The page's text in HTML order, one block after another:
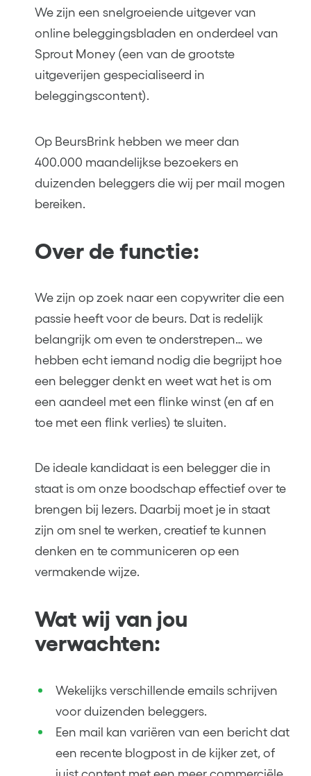
We zijn een snelgroeiende uitgever van
online beleggingsbladen en onderdeel van
Sprout Money (een van de grootste
uitgeverijen gespecialiseerd in
beleggingscontent).
Op BeursBrink hebben we meer dan
400.000 maandelijkse bezoekers en
duizenden beleggers die wij per mail mogen
bereiken.
Over de functie:
We zijn op zoek naar een copywriter die een
passie heeft voor de beurs. Dat is redelijk
belangrijk om even te onderstrepen… we
hebben echt iemand nodig die begrijpt hoe
een belegger denkt en weet wat het is om
een aandeel met een flinke winst (en af en
toe met een flink verlies) te sluiten.
De ideale kandidaat is een belegger die in
staat is om onze boodschap effectief over te
brengen bij lezers. Daarbij moet je in staat
zijn om snel te werken, creatief te kunnen
denken en te communiceren op een
vermakende wijze.
Wat wij van jou
verwachten:
Wekelijks verschillende emails schrijven
voor duizenden beleggers.
Een mail kan variëren van een bericht dat
een recente blogpost in de kijker zet, of